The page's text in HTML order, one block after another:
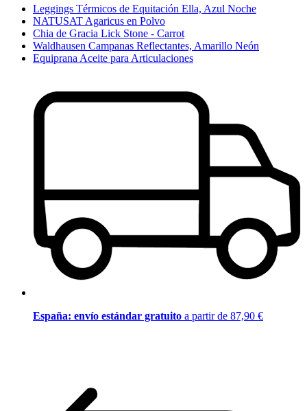
Leggings Térmicos de Equitación Ella, Azul Noche
NATUSAT Agaricus en Polvo
Chia de Gracia Lick Stone - Carrot
Waldhausen Campanas Reflectantes, Amarillo Neón
Equiprana Aceite para Articulaciones
España: envío estándar gratuito a partir de 87,90 €